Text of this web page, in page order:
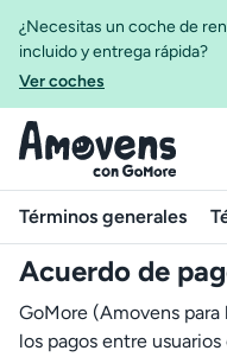
¿Necesitas un coche de
incluido y entrega rápida?
Ver coches
Términos generales
Acuerdo de
GoMore (Amovens para
los pagos entre